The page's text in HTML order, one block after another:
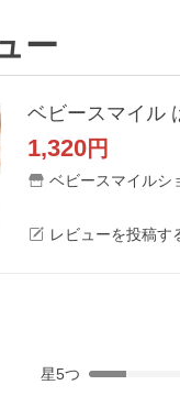
ー
ベビースマイル
1,320円
ベビースマイルシ
レビューを投稿す
星5つ